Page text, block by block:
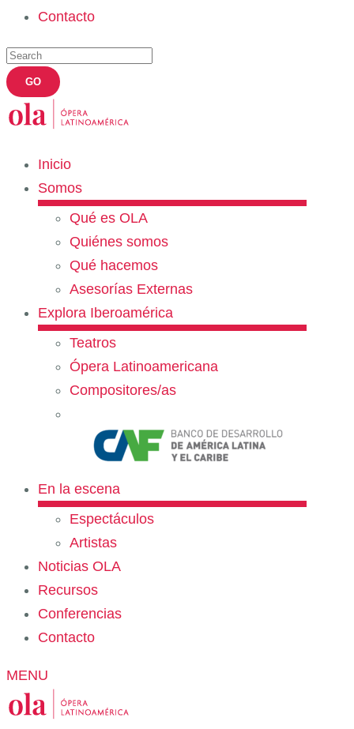
Contacto
Inicio
Somos
Qué es OLA
Quiénes somos
Qué hacemos
Asesorías Externas
Explora Iberoamérica
Teatros
Ópera Latinoamericana
Compositores/as
En la escena
Espectáculos
Artistas
Noticias OLA
Recursos
Conferencias
Contacto
MENU